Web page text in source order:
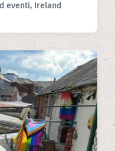
eventi, Ireland